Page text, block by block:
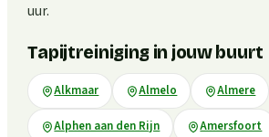
uur.
Tapijtreiniging in jouw buurt
Alkmaar Almelo Almere
Alphen aan den Rijn Amersfoort